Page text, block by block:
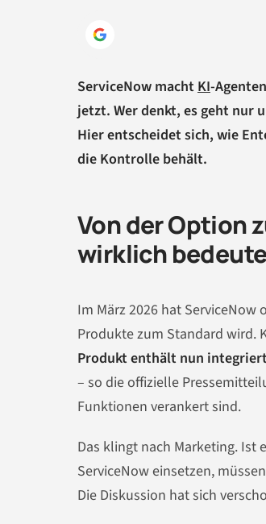
ServiceNow macht KI-
jetzt. Wer denkt, es geht nur
Hier entscheidet sich, wie
die Kontrolle behält.
Von der Option
wirklich
Im März 2026 hat
Produkte zum Standard wird.
Produkt enthält nun
– so die offizielle
Funktionen verankert sind.
Das klingt nach Marketing. Ist
ServiceNow einsetzen,
Die Diskussion hat sich